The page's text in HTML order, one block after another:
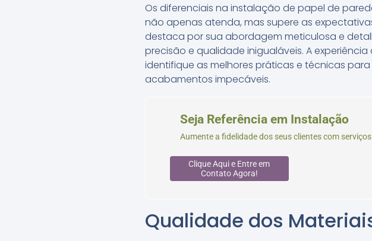
Os diferenciais na instalação de papel de
não apenas atenda, mas supere as expectativas
destaca por sua abordagem meticulosa e
precisão e qualidade inigualáveis. A
identifique as melhores práticas e técnicas
acabamentos impecáveis.
Seja Referência em Instalação
Aumente a fidelidade dos seus clientes com
Clique Aqui e Entre em
Contato Agora!
Qualidade dos